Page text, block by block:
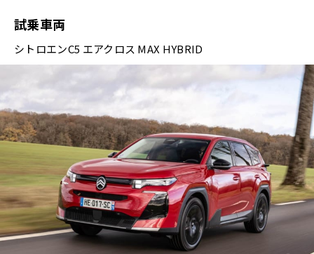
試乗車両
シトロエンC5 エアクロス MAX HYBRID